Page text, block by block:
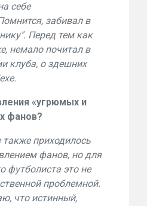
себе
забивал в
Перед тем как
немало почитал в
клуба, о здешних
«угрюмых и
фанов?
приходилось
фанов, но для
футболиста это не
проблемной.
что истинный,